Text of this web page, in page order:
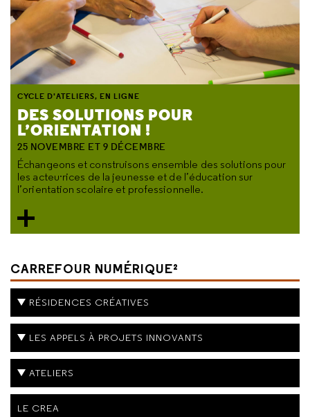
DES SOLUTIONS POUR
L’ORIENTATION !
CYCLE D'ATELIERS, EN LIGNE
25 NOVEMBRE ET 9 DÉCEMBRE
Échangeons et construisons ensemble des solutions pour
les acteu·rices de la jeunesse et de l’éducation sur
l’orientation scolaire et professionnelle.
CARREFOUR NUMÉRIQUE²
RÉSIDENCES CRÉATIVES
LES APPELS À PROJETS INNOVANTS
ATELIERS
LE CREA